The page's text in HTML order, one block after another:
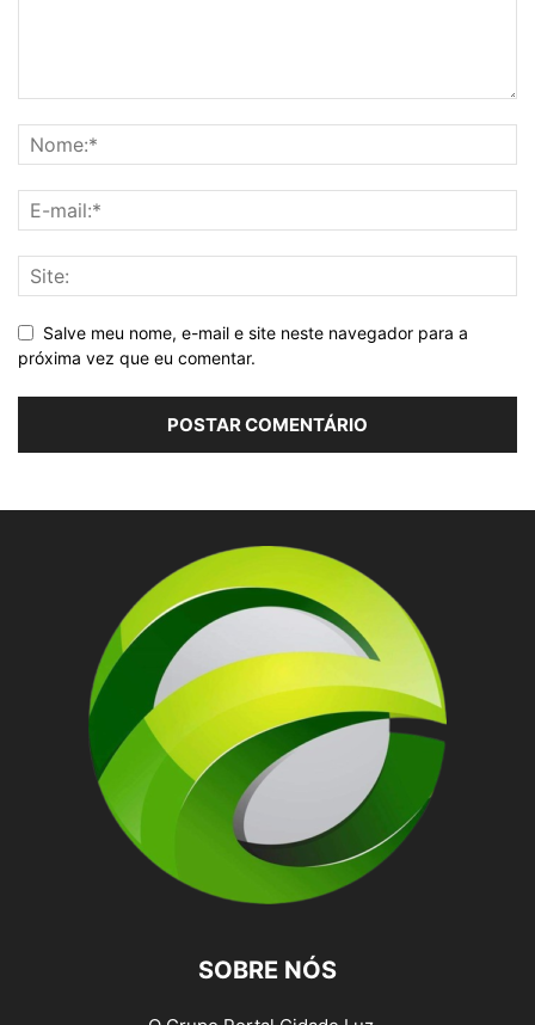
Salve meu nome, e-mail e site neste navegador para a
próxima vez que eu comentar.
SOBRE NÓS